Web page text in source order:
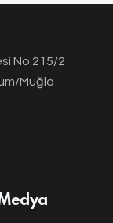
No:215/2
Muğla